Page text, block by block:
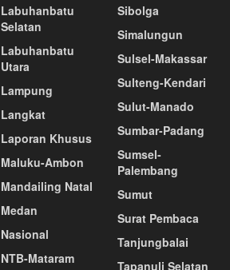
Labuhanbatu
Selatan
Labuhanbatu
Utara
Lampung
Langkat
Laporan Khusus
Maluku-Ambon
Mandailing Natal
Medan
Nasional
NTB-Mataram
Sibolga
Simalungun
Sulsel-Makassar
Sulteng-Kendari
Sulut-Manado
Sumbar-Padang
Sumsel-
Palembang
Sumut
Surat Pembaca
Tanjungbalai
Tapanuli Selatan